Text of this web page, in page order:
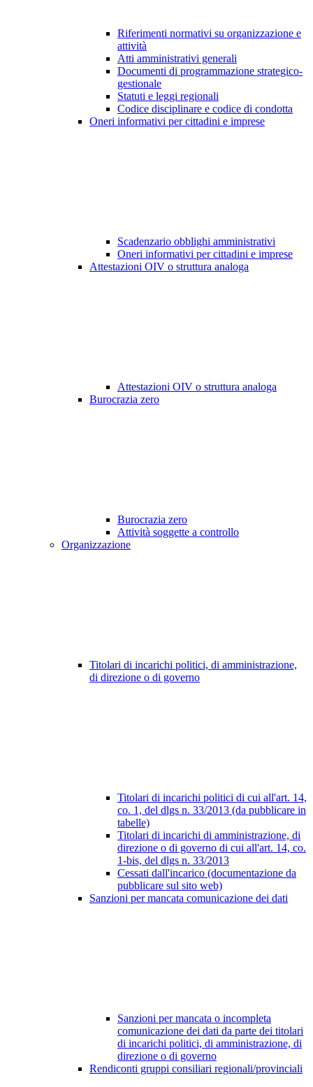
Riferimenti normativi su organizzazione e
attività
Atti amministrativi generali
Documenti di programmazione strategico-
gestionale
Statuti e leggi regionali
Codice disciplinare e codice di condotta
Oneri informativi per cittadini e imprese
Scadenzario obblighi amministrativi
Oneri informativi per cittadini e imprese
Attestazioni OIV o struttura analoga
Attestazioni OIV o struttura analoga
Burocrazia zero
Burocrazia zero
Attività soggette a controllo
Organizzazione
Titolari di incarichi politici, di amministrazione,
di direzione o di governo
Titolari di incarichi politici di cui all'art. 14,
co. 1, del dlgs n. 33/2013 (da pubblicare in
tabelle)
Titolari di incarichi di amministrazione, di
direzione o di governo di cui all'art. 14, co.
1-bis, del dlgs n. 33/2013
Cessati dall'incarico (documentazione da
pubblicare sul sito web)
Sanzioni per mancata comunicazione dei dati
Sanzioni per mancata o incompleta
comunicazione dei dati da parte dei titolari
di incarichi politici, di amministrazione, di
direzione o di governo
Rendiconti gruppi consiliari regionali/provinciali